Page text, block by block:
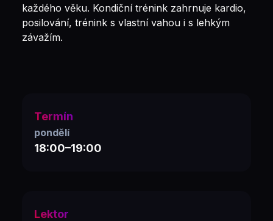
každého věku. Kondiční trénink zahrnuje kardio,
posilování, trénink s vlastní vahou i s lehkým
závažím.
Termín
pondělí
18:00–19:00
Lektor